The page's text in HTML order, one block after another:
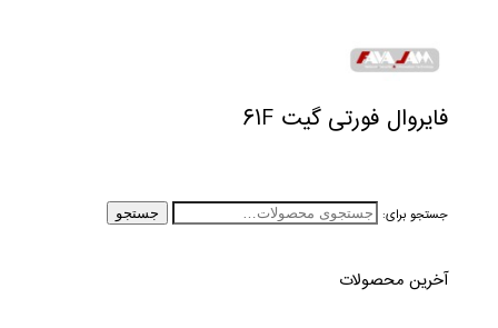
فایروال فورتی گیت ۶۱F
جستجو برای: جستجو
آخرین محصولات